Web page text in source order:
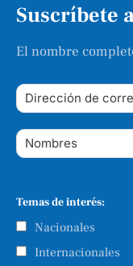
Suscríbete
El nombre
Temas de interés:
Nacionales
Internacionales